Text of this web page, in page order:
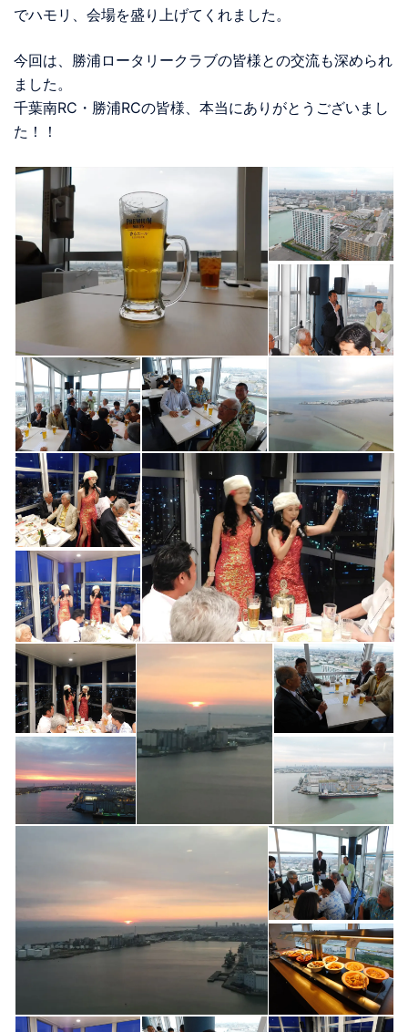
でハモリ、会場を盛り上げてくれました。
今回は、勝浦ロータリークラブの皆様との交流も深められ
ました。
千葉南RC・勝浦RCの皆様、本当にありがとうございまし
た！！